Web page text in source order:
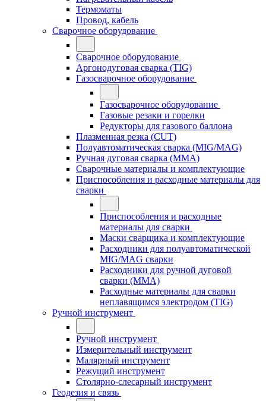
Термоматы
Провод, кабель
Сварочное оборудование
Сварочное оборудование
Аргонодуговая сварка (TIG)
Газосварочное оборудование
Газосварочное оборудование
Газовые резаки и горелки
Редукторы для газового баллона
Плазменная резка (CUT)
Полуавтоматическая сварка (MIG/MAG)
Ручная дуговая сварка (MMA)
Сварочные материалы и комплектующие
Приспособления и расходные материалы для
сварки
Приспособления и расходные
материалы для сварки
Маски сварщика и комплектующие
Расходники для полуавтоматической
MIG/MAG сварки
Расходники для ручной дуговой
сварки (MMA)
Расходные материалы для сварки
неплавящимся электродом (TIG)
Ручной инструмент
Ручной инструмент
Измерительный инструмент
Малярный инструмент
Режущий инструмент
Столярно-слесарный инструмент
Геодезия и связь